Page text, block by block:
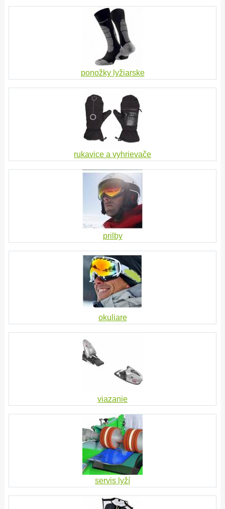
ponožky lyžiarske
rukavice a vyhrievače
prilby
okuliare
viazanie
servis lyží